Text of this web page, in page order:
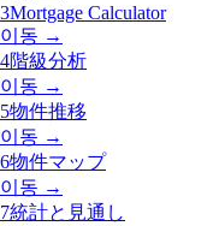
3Mortgage Calculator
이동 →
4階級分析
이동 →
5物件推移
이동 →
6物件マップ
이동 →
7統計と見通し